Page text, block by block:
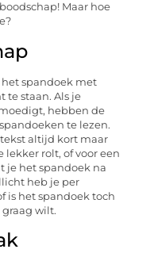
Maar hoe
spandoek met
te staan. Als je
hebben de
te lezen.
altijd kort maar
lekker rolt, of voor een
je het spandoek na
heb je per
is het spandoek toch
wilt.